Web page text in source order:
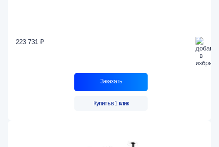
223 731 ₽
Заказать
Купить в 1 клик